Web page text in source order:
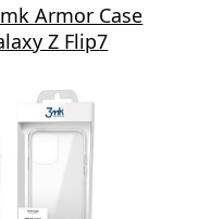
Armor Case
Z Flip7